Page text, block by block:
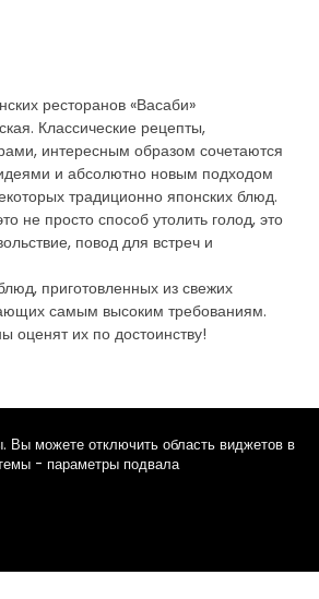
ресторанов «Васаби»
Классические рецепты,
интересным образом сочетаются
и абсолютно новым подходом
традиционно японских блюд.
не просто способ утолить голод, это
повод для встреч и
приготовленных из свежих
самым высоким требованиям.
оценят их по достоинству!
Вы можете отключить область виджетов в
- параметры подвала